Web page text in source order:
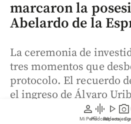
person
Mi Perfil
graphic_eq
Pódcast
play_arrow
Videos
photo_camera
Reportajes
marcaron la
Abelardo de la
La ceremonia de
tres momentos que
protocolo. El recuerdo
el ingreso de Álvaro
presencia del